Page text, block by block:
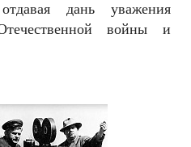
дань уважения
войны и